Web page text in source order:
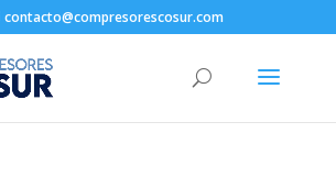
contacto@compresorescosur.com